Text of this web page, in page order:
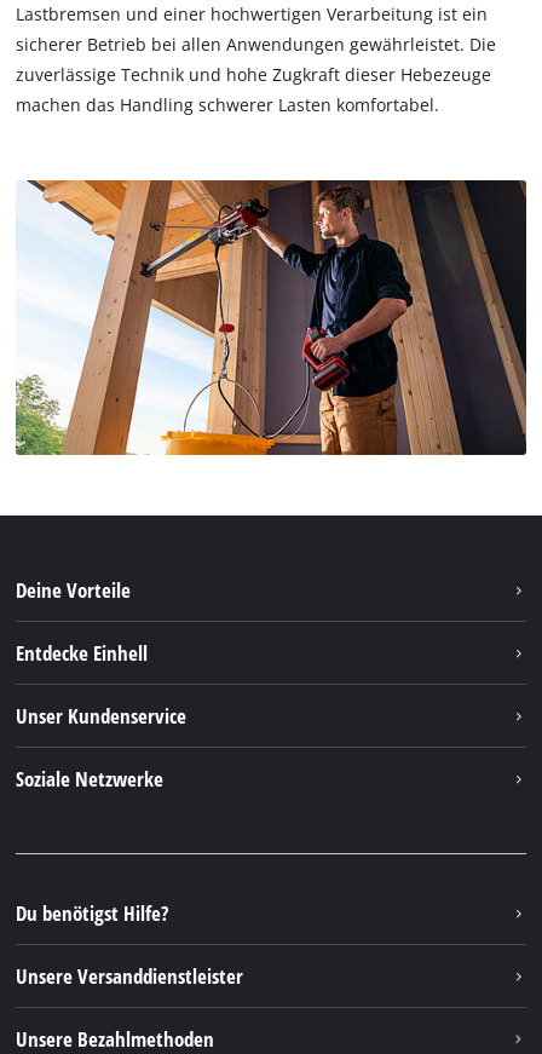
Lastbremsen und einer hochwertigen Verarbeitung ist ein
sicherer Betrieb bei allen Anwendungen gewährleistet. Die
zuverlässige Technik und hohe Zugkraft dieser Hebezeuge
machen das Handling schwerer Lasten komfortabel.
Deine Vorteile
Entdecke Einhell
Einhell Germany AG
Unser Kundenservice
Soziale Netzwerke
Instagram
TikTok
Pinterest
Du benötigst Hilfe?
Unsere Versanddienstleister
Unsere Bezahlmethoden